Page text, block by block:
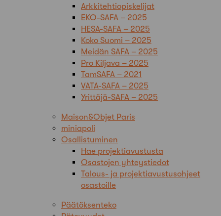
Arkkitehtiopiskelijat
EKO-SAFA – 2025
HESA-SAFA – 2025
Koko Suomi – 2025
Meidän SAFA – 2025
Pro Kiljava – 2025
TamSAFA – 2021
VATA-SAFA – 2025
Yrittäjä-SAFA – 2025
Maison&Objet Paris
miniapoli
Osallistuminen
Hae projektiavustusta
Osastojen yhteystiedot
Talous- ja projektiavustusohjeet
osastoille
Päätöksenteko